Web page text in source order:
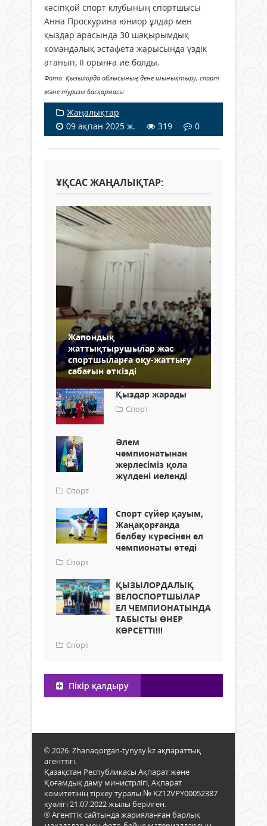
кәсіпқой спорт клубының спортшысы
Анна Проскурина юниор ұлдар мен
қыздар арасында 30 шақырымдық
командалық эстафета жарысында үздік
атанып, ІІ орынға ие болды.
Фото: Қызылорда облысының дене шынықтыру, спорт
және туризм басқармасы
Жаңалықтар
09 ақпан 2025 ж.
319 0
ҰҚСАС ЖАҢАЛЫҚТАР:
Жапондық
жаттықтырушылар жас
спортшыларға оқу-жаттығу
сабағын өткізді
Қыздар жарады
Спорт
Әлем
чемпионатынан
жерлесіміз қола
жүлдені иеленді
Спорт
Спорт сүйер қауым,
Жаңақорғанда
белбеу күресінен ел
чемпионаты өтеді
Спорт
ҚЫЗЫЛОРДАЛЫҚ
ВЕЛОСПОРТШЫЛАР
ЕЛ ЧЕМПИОНАТЫНДА
ТАБЫСТЫ ӨНЕР
КӨРСЕТТІ!!!
Спорт
Пікір қалдыру
© 2026. Zhanaqorgan-tynysy.kz ақпараттық
агенттігі.
Қазақстан Республикасы Ақпарат және
Қоғамдық даму министрлігі, Ақпарат
комитетінің тіркеу туралы № KZ12VPY00052387
куәлігі 21.07.2022 жылы берілген.
® Агенттік сайтында жарияланған барлық